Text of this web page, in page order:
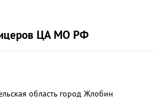
ЦА МО РФ
область город Жлобин